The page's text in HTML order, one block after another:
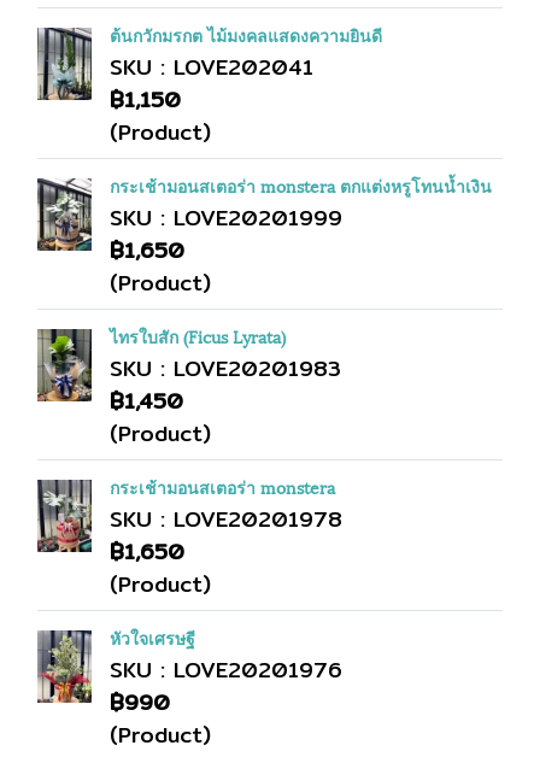
ต้นกวักมรกต ไม้มงคลแสดงความยินดี
SKU : LOVE202041
฿1,150
(Product)
กระเช้ามอนสเตอร่า monstera ตกแต่งหรูโทนน้ำเงิน
SKU : LOVE20201999
฿1,650
(Product)
ไทรใบสัก (Ficus Lyrata)
SKU : LOVE20201983
฿1,450
(Product)
กระเช้ามอนสเตอร่า monstera
SKU : LOVE20201978
฿1,650
(Product)
หัวใจเศรษฐี
SKU : LOVE20201976
฿990
(Product)